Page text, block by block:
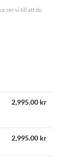
ser vi till att du
2,995.00 kr
2,995.00 kr